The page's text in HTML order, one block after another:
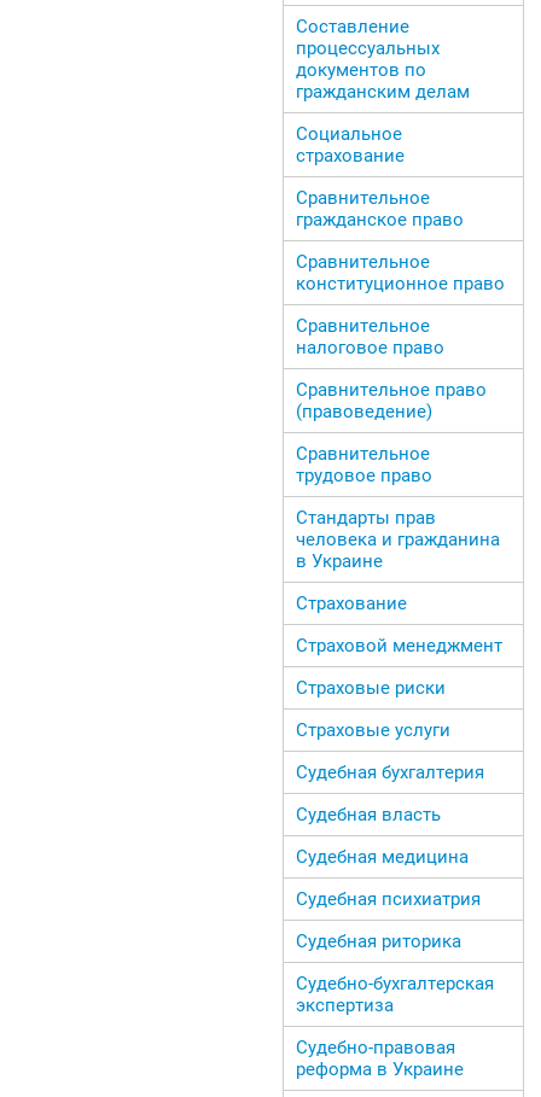
Составление
процессуальных
документов по
гражданским делам
Социальное
страхование
Сравнительное
гражданское право
Сравнительное
конституционное право
Сравнительное
налоговое право
Сравнительное право
(правоведение)
Сравнительное
трудовое право
Стандарты прав
человека и гражданина
в Украине
Страхование
Страховой менеджмент
Страховые риски
Страховые услуги
Судебная бухгалтерия
Судебная власть
Судебная медицина
Судебная психиатрия
Судебная риторика
Судебно-бухгалтерская
экспертиза
Судебно-правовая
реформа в Украине